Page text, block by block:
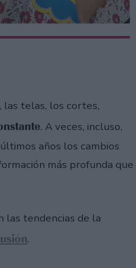
las telas, los cortes,
. A veces, incluso,
años los cambios
más profunda que
las tendencias de la
.